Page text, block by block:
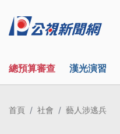
總預算審查 漢光演習
首頁 社會 藝人涉逃兵